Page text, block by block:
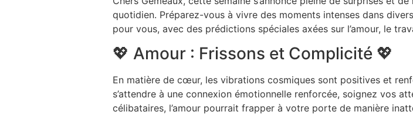
quotidien. Préparez-vous à vivre des moments intenses dans
pour vous, avec des prédictions spéciales axées sur l’amour, le
💖 Amour : Frissons et Complicité 💖
En matière de cœur, les vibrations cosmiques sont positives et
s’attendre à une connexion émotionnelle renforcée, soignez vos
célibataires, l’amour pourrait frapper à votre porte de manière